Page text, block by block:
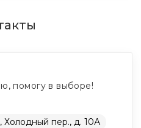
помогу в выборе!
пер., д. 10А